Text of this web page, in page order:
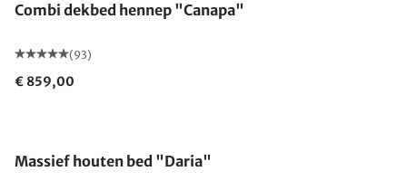
Combi dekbed hennep "Canapa"
(93)
€ 859,00
Massief houten bed "Daria"